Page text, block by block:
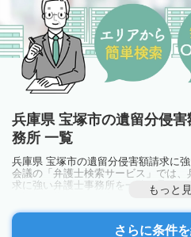
兵庫県 宝塚市の遺留分侵
務所 一覧
兵庫県 宝塚市の遺留分侵害額請求に
会議の「弁護士検索サービス」では
求に強い弁護士事務所を一覧で見る
お悩みを抱えている方は一度近隣の
もっと
さらに条件